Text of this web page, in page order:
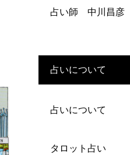
占い師 中川昌彦
占いについて
占いについて
タロット占い